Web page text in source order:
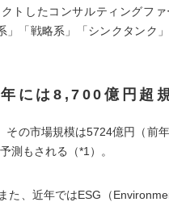
トしたコンサルティングファ
「戦略系」「シンクタンク
には8,700億円超
の市場規模は5724億円（前
測もされる（*1）。
た、近年ではESG（